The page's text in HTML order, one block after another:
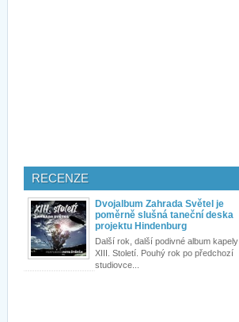
RECENZE
Dvojalbum Zahrada Světel je
poměrně slušná taneční deska
projektu Hindenburg
Další rok, další podivné album kapely
XIII. Století. Pouhý rok po předchozí
studiovce...